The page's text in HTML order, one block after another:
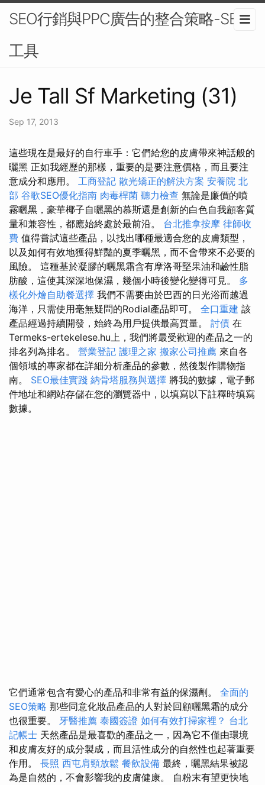
SEO行銷與PPC廣告的整合策略-SEO
工具
Je Tall Sf Marketing (31)
Sep 17, 2013
這些現在是最好的自行車手：它們給您的皮膚帶來神話般的
曬黑 正如我經歷的那樣，重要的是要注意價格，而且要注
意成分和應用。 工商登記 散光矯正的解決方案 安養院 北
部 谷歌SEO優化指南 肉毒桿菌 聽力檢查 無論是廉價的噴
霧曬黑，豪華椰子自曬黑的慕斯還是創新的白色自我顧客質
量和兼容性，都應始終處於最前沿。 台北推拿按摩 律師收
費 值得嘗試這些產品，以找出哪種最適合您的皮膚類型，
以及如何有效地獲得鮮豔的夏季曬黑，而不會帶來不必要的
風險。 這種基於凝膠的曬黑霜含有摩洛哥堅果油和鹼性脂
肪酸，這使其深深地保濕，幾個小時後變化變得可見。 多
樣化外燴自助餐選擇 我們不需要由於巴西的日光浴而越過
海洋，只需使用毫無疑問的Rodial產品即可。 全口重建 該
產品經過持續開發，始終為用戶提供最高質量。 討債 在
Termeks-ertekelese.hu上，我們將最受歡迎的產品之一的
排名列為排名。 營業登記 護理之家 搬家公司推薦 來自各
個領域的專家都在詳細分析產品的參數，然後製作購物指
南。 SEO最佳實踐 納骨塔服務與選擇 將我的數據，電子郵
件地址和網站存儲在您的瀏覽器中，以填寫以下註釋時填寫
數據。
它們通常包含有愛心的產品和非常有益的保濕劑。 全面的
SEO策略 那些同意化妝品產品的人對於回顧曬黑霜的成分
也很重要。 牙醫推薦 泰國簽證 如何有效打掃家裡？ 台北
記帳士 天然產品是最喜歡的產品之一，因為它不僅由環境
和皮膚友好的成分製成，而且活性成分的自然性也起著重要
作用。 長照 西屯肩頸放鬆 餐飲設備 最終，曬黑結果被認
為是自然的，不會影響我的皮膚健康。 自粉末有望更快地